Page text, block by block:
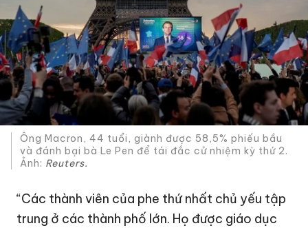
Ông Macron, 44 tuổi, giành được 58,5% phiếu bầu
và đánh bại bà Le Pen để tái đắc cử nhiệm kỳ thứ 2.
Ảnh: Reuters.
“Các thành viên của phe thứ nhất chủ yếu tập
trung ở các thành phố lớn. Họ được giáo dục